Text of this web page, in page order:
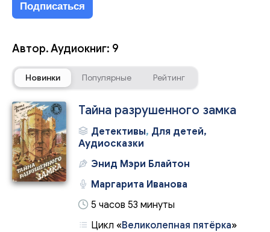
Подписаться
Автор. Аудиокниг: 9
Новинки Популярные Рейтинг
Тайна разрушенного замка
Детективы, Для детей,
Аудиосказки
Энид Мэри Блайтон
Маргарита Иванова
5 часов 53 минуты
Цикл «Великолепная пятёрка»